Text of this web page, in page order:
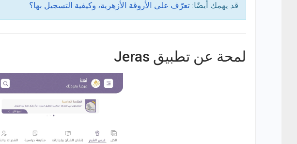
قد يهمك أيضًا: تعرّف على الأروقة الأزهرية، وكيفية التسجيل بها؟
لمحة عن تطبيق Jeras